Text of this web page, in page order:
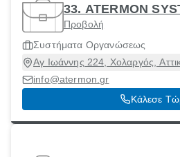
33. ATERMON
Προβολή
Συστήματα Οργανώσεως
Αγ Ιωάννης 224, Χολαργός,
info@atermon.gr
Κάλεσε